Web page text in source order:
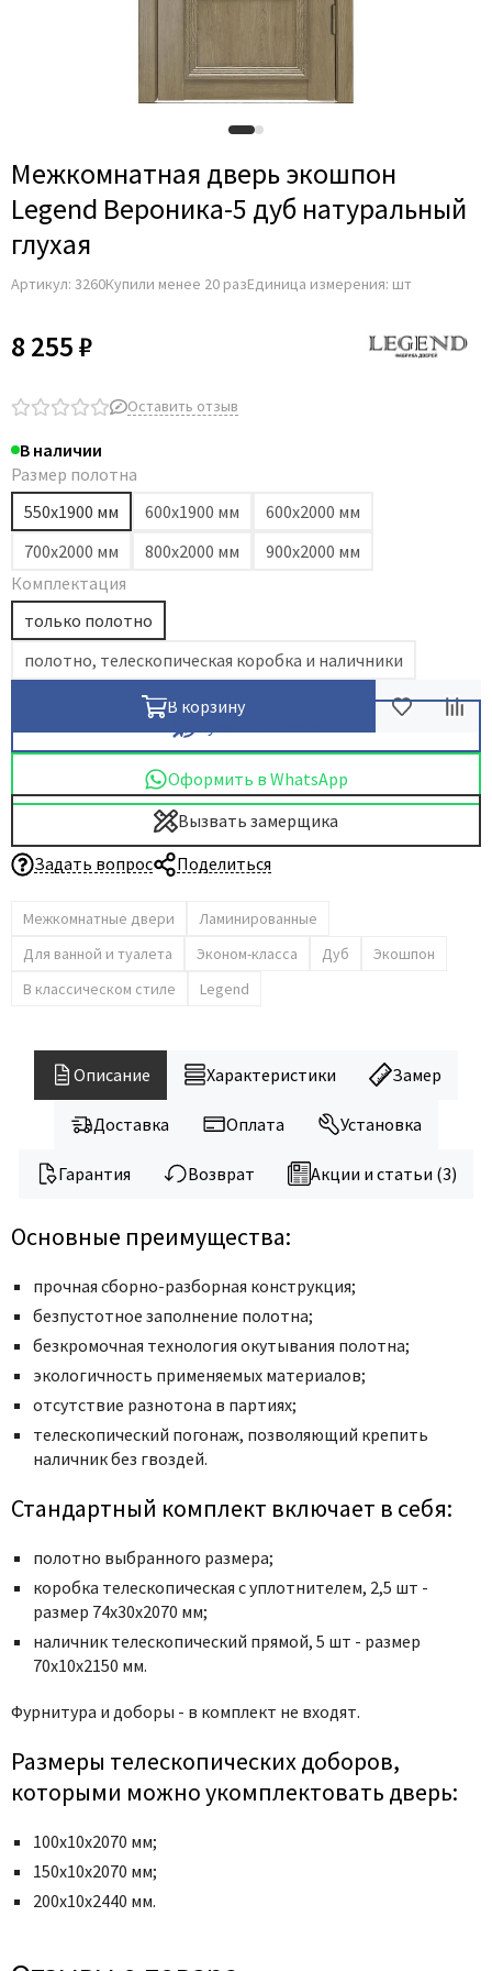
Межкомнатная дверь экошпон
Legend Вероника-5 дуб натуральный
глухая
Артикул: 3260Купили менее 20 разЕдиница измерения: шт
8 255 ₽
Оставить отзыв
В наличии
Размер полотна
550х1900 мм
600х1900 мм
600х2000 мм
700х2000 мм
800х2000 мм
900х2000 мм
Комплектация
только полотно
полотно, телескопическая коробка и наличники
В корзину
Оформить в WhatsApp
Вызвать замерщика
Задать вопрос
Поделиться
Межкомнатные двери
Ламинированные
Для ванной и туалета
Эконом-класса Дуб
Экошпон
В классическом стиле
Legend
Описание Характеристики Замер
Доставка Оплата Установка
Гарантия Возврат Акции и статьи (3)
Основные преимущества:
прочная сборно-разборная конструкция;
безпустотное заполнение полотна;
безкромочная технология окутывания полотна;
экологичность применяемых материалов;
отсутствие разнотона в партиях;
телескопический погонаж, позволяющий крепить
наличник без гвоздей.
Стандартный комплект включает в себя:
полотно выбранного размера;
коробка телескопическая с уплотнителем, 2,5 шт -
размер 74x30x2070 мм;
наличник телескопический прямой, 5 шт - размер
70x10x2150 мм.
Фурнитура и доборы - в комплект не входят.
Размеры телескопических доборов,
которыми можно укомплектовать дверь:
100х10х2070 мм;
150х10х2070 мм;
200х10х2440 мм.